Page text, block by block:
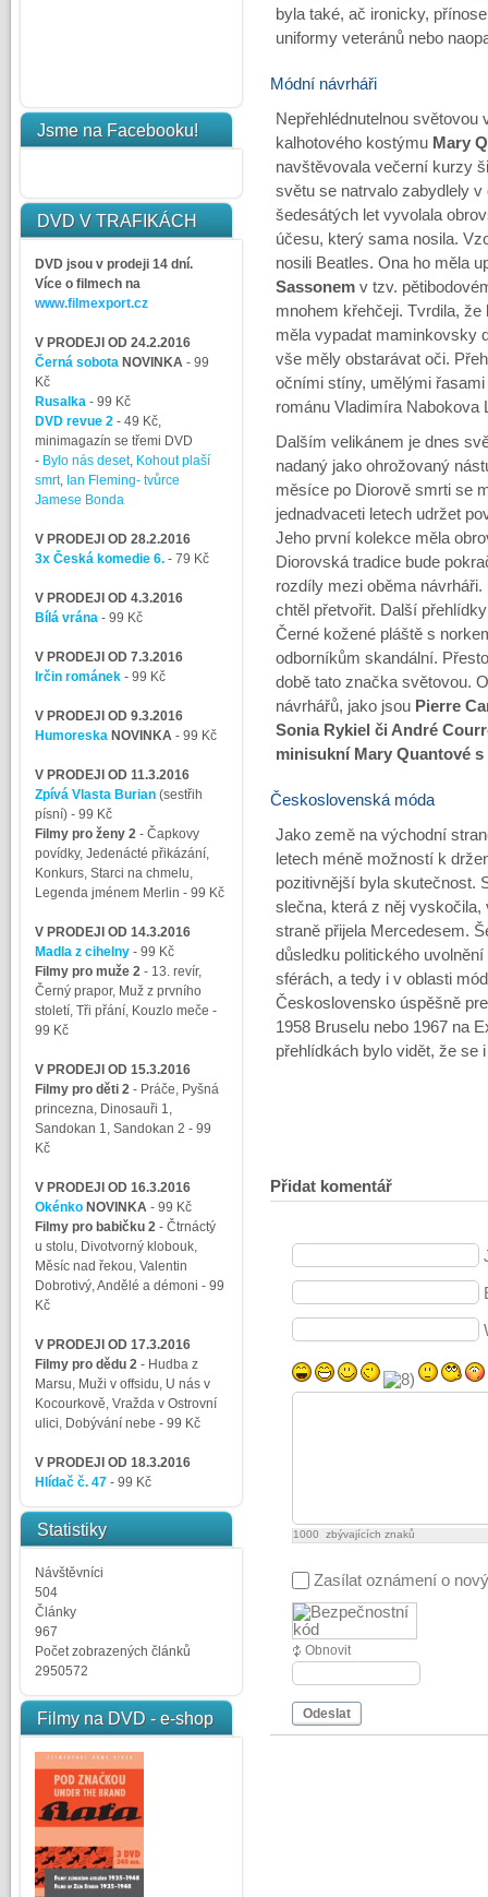
Jsme na Facebooku!
DVD V TRAFIKÁCH
DVD jsou v prodeji 14 dní.
Více o filmech na
www.filmexport.cz
V PRODEJI OD 24.2.2016
Černá sobotaNOVINKA - 99
Kč
Rusalka- 99 Kč
DVD revue 2- 49 Kč,
minimagazín se třemi DVD
- Bylo nás deset, Kohout plaší
smrt, Ian Fleming- tvůrce
Jamese Bonda
V PRODEJI OD 28.2.2016
3x Česká komedie 6. - 79 Kč
V PRODEJI OD 4.3.2016
Bílá vrána- 99 Kč
V PRODEJI OD 7.3.2016
Irčin románek - 99 Kč
V PRODEJI OD 9.3.2016
HumoreskaNOVINKA - 99 Kč
V PRODEJI OD 11.3.2016
Zpívá Vlasta Burian (sestřih
písní) - 99 Kč
Filmy pro ženy 2- Čapkovy
povídky, Jedenácté přikázání,
Konkurs, Starci na chmelu,
Legenda jménem Merlin - 99 Kč
V PRODEJI OD 14.3.2016
Madla z cihelny - 99 Kč
Filmy pro muže 2- 13. revír,
Černý prapor, Muž z prvního
století, Tři přání, Kouzlo meče -
99 Kč
V PRODEJI OD 15.3.2016
Filmy pro děti 2- Práče, Pyšná
princezna, Dinosauři 1,
Sandokan 1, Sandokan 2 - 99
Kč
V PRODEJI OD 16.3.2016
Okénko NOVINKA - 99 Kč
Filmy pro babičku 2- Čtrnáctý
u stolu, Divotvorný klobouk,
Měsíc nad řekou, Valentin
Dobrotivý, Andělé a démoni - 99
Kč
V PRODEJI OD 17.3.2016
Filmy pro dědu 2- Hudba z
Marsu, Muži v offsidu, U nás v
Kocourkově, Vražda v Ostrovní
ulici, Dobývání nebe - 99 Kč
V PRODEJI OD 18.3.2016
Hlídač č. 47- 99 Kč
Statistiky
Návštěvníci
504
Články
967
Počet zobrazených článků
2950572
Filmy na DVD - e-shop
byla také, ač ironicky,
uniformy veteránů nebo
Módní návrháři
Nepřehlédnutelnou světovou
kalhotového kostýmu Mary
navštěvovala večerní kurzy
světu se natrvalo zabydlely
šedesátých let vyvolala
účesu, který sama nosila.
nosili Beatles. Ona ho měla
Sassonemv tzv.
mnohem křehčeji. Tvrdila,
měla vypadat maminkovsky
vše měly obstarávat oči.
očními stíny, umělými
románu Vladimíra Nabokova
Dalším velikánem je dnes
nadaný jako ohrožovaný
měsíce po Diorově smrti se
jednadvaceti letech udržet
Jeho první kolekce měla
Diorovská tradice bude
rozdíly mezi oběma
chtěl přetvořit. Další
Černé kožené pláště s
odborníkům skandální.
době tato značka světovou.
návrhářů, jako jsou Pierre
Sonia Rykiel či André
minisukní Mary Quantové
Československá móda
Jako země na východní
letech méně možností k
pozitivnější byla skutečnost.
slečna, která z něj vyskočila,
straně přijela Mercedesem.
důsledku politického
sférách, a tedy i v oblasti
Československo úspěšně
1958 Bruselu nebo 1967 na
přehlídkách bylo vidět, že se
Přidat komentář
1000 zbývajících znaků
Zasílat oznámení o
Obnovit
Odeslat